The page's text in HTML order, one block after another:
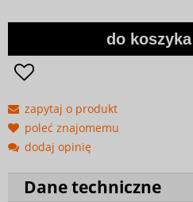
do koszyka
zapytaj o produkt
poleć znajomemu
dodaj opinię
Dane techniczne